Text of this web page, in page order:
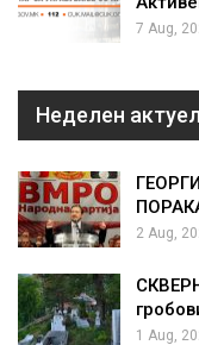
7 Aug,
Неделен актуел
2 Aug,
1 Aug,